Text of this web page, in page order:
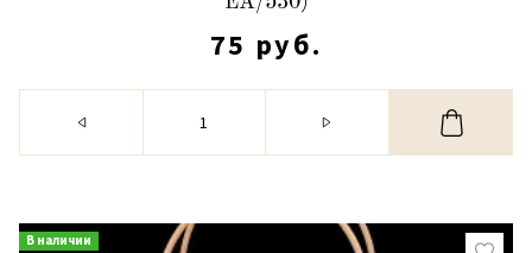
75 руб.
В наличии